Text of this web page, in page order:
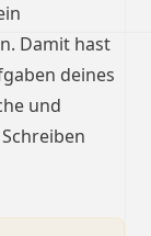
Damit hast
deines
und